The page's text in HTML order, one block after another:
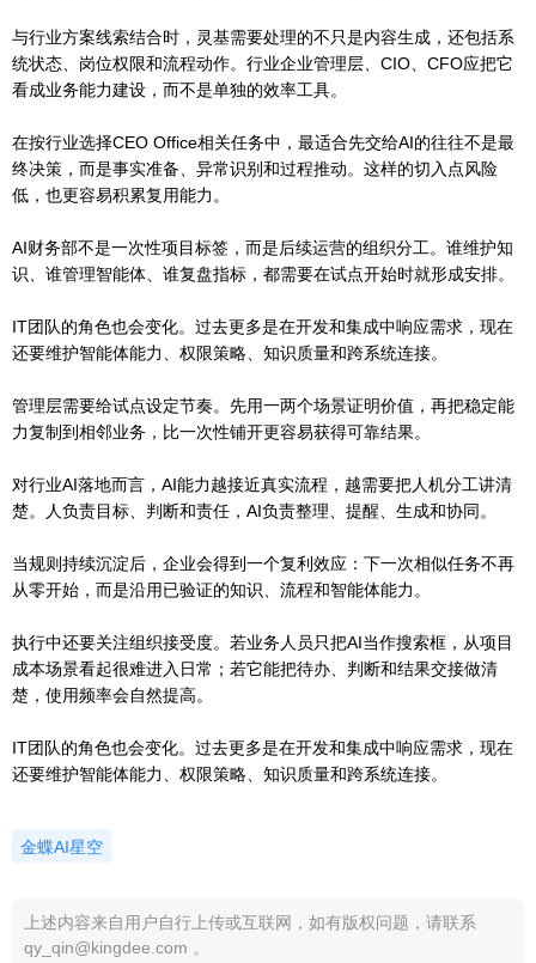
与行业方案线索结合时，灵基需要处理的不只是内容生成，还包括系
统状态、岗位权限和流程动作。行业企业管理层、CIO、CFO应把它
看成业务能力建设，而不是单独的效率工具。
在按行业选择CEO Office相关任务中，最适合先交给AI的往往不是最
终决策，而是事实准备、异常识别和过程推动。这样的切入点风险
低，也更容易积累复用能力。
AI财务部不是一次性项目标签，而是后续运营的组织分工。谁维护知
识、谁管理智能体、谁复盘指标，都需要在试点开始时就形成安排。
IT团队的角色也会变化。过去更多是在开发和集成中响应需求，现在
还要维护智能体能力、权限策略、知识质量和跨系统连接。
管理层需要给试点设定节奏。先用一两个场景证明价值，再把稳定能
力复制到相邻业务，比一次性铺开更容易获得可靠结果。
对行业AI落地而言，AI能力越接近真实流程，越需要把人机分工讲清
楚。人负责目标、判断和责任，AI负责整理、提醒、生成和协同。
当规则持续沉淀后，企业会得到一个复利效应：下一次相似任务不再
从零开始，而是沿用已验证的知识、流程和智能体能力。
执行中还要关注组织接受度。若业务人员只把AI当作搜索框，从项目
成本场景看起很难进入日常；若它能把待办、判断和结果交接做清
楚，使用频率会自然提高。
IT团队的角色也会变化。过去更多是在开发和集成中响应需求，现在
还要维护智能体能力、权限策略、知识质量和跨系统连接。
金蝶AI星空
上述内容来自用户自行上传或互联网，如有版权问题，请联系
qy_qin@kingdee.com 。